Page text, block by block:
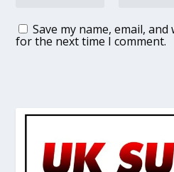
Save my name, email,
for the next time I comment.